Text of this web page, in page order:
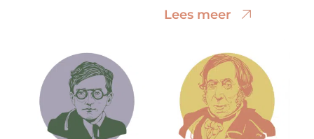
Lees meer